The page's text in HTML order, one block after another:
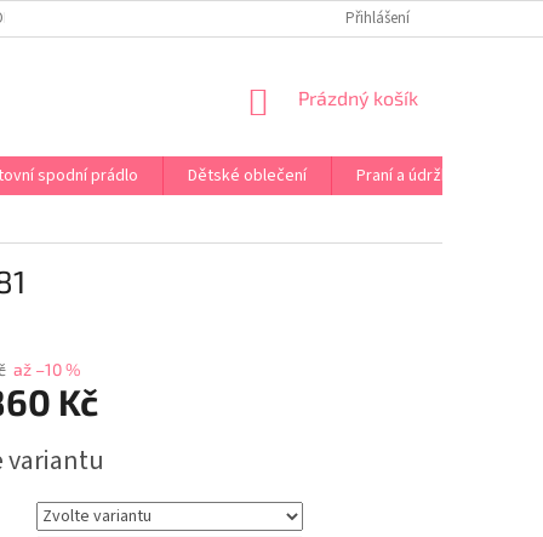
PRÁDLA NA MÍRU DOPRAVA A PLATBA ČR A EU
Přihlášení
NÁKUPNÍ
Prázdný košík
spodní prádlo Dětské oblečení Praní a údržba
až –10 %
Kč
variantu